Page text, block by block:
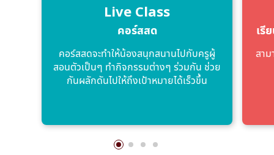
Live Class
คอร์สสด
คอร์สสดจะทําให้น้องสนุกสนานไปกับครูผู้
สอนตัวเป็นๆ ทํากิจกรรมต่างๆ ร่วมกัน ช่วย
กันผลักดันไปให้ถึงเป้าหมายได้เร็วขึ้น
เรี
สา